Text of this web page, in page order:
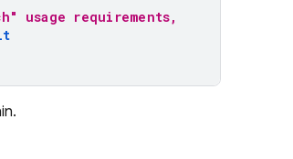
usage requirements,